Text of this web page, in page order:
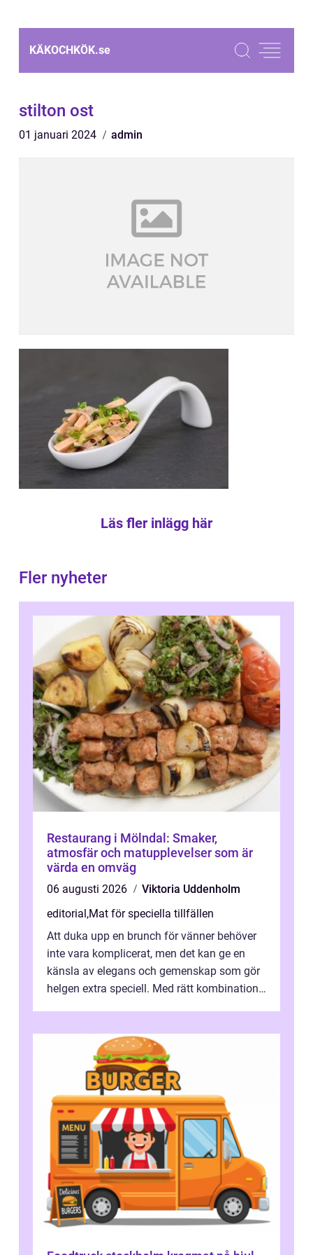
KÄKOCHKÖK.se
stilton ost
01 januari 2024 admin
Läs fler inlägg här
Fler nyheter
Restaurang i Mölndal: Smaker,
atmosfär och matupplevelser som är
värda en omväg
06 augusti 2026
Viktoria Uddenholm
editorial,Mat för speciella tillfällen
Att duka upp en brunch för vänner behöver
inte vara komplicerat, men det kan ge en
känsla av elegans och gemenskap som gör
helgen extra speciell. Med rätt kombination